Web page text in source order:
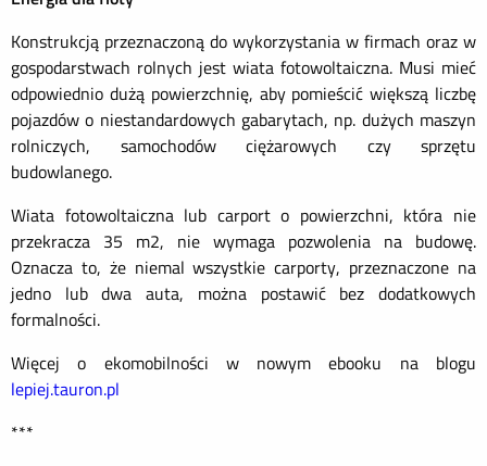
Konstrukcją przeznaczoną do wykorzystania w firmach oraz w
gospodarstwach rolnych jest wiata fotowoltaiczna. Musi mieć
odpowiednio dużą powierzchnię, aby pomieścić większą liczbę
pojazdów o niestandardowych gabarytach, np. dużych maszyn
rolniczych, samochodów ciężarowych czy sprzętu
budowlanego.
Wiata fotowoltaiczna lub carport o powierzchni, która nie
przekracza 35 m2, nie wymaga pozwolenia na budowę.
Oznacza to, że niemal wszystkie carporty, przeznaczone na
jedno lub dwa auta, można postawić bez dodatkowych
formalności.
Więcej o ekomobilności w nowym ebooku na blogu
lepiej.tauron.pl
***